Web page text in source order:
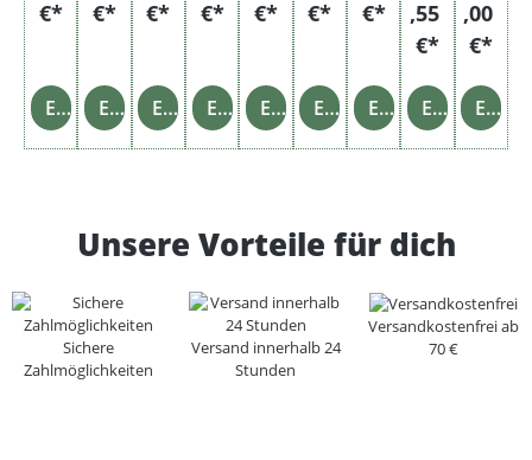
€*
Einzelheiten
€*
Einzelheiten
€*
Einzelheiten
€*
Einzelheiten
€*
Einzelheiten
€*
Einzelheiten
€*
Einzelheiten
,55
€*
Einzelheiten
,00
€*
Einzelheiten
Unsere Vorteile für dich
Sichere
Zahlmöglichkeiten
Versand innerhalb 24
Stunden
Versandkostenfrei ab
70 €